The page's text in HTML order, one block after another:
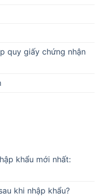
quy giấy chứng nhận
khẩu mới nhất:
khi nhập khẩu?